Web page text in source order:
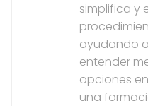
simplifica y
ayudando
entender
opciones
una